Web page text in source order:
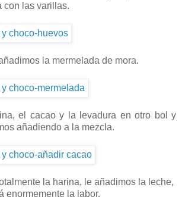
con las varillas.
la mermelada de mora.
el cacao y la levadura en otro bol y
añadiendo a la mezcla.
la harina, le añadimos la leche,
enormemente la labor.